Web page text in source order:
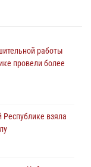
работы
провели более
взяла